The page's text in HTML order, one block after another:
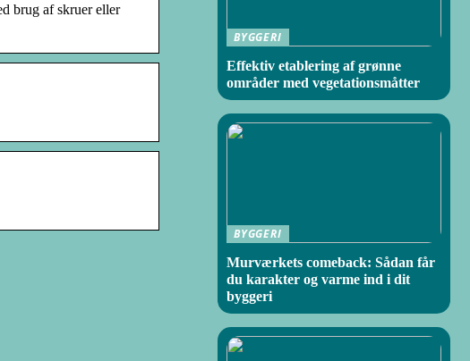
brug af skruer eller
BYGGERI
Effektiv etablering af grønne
områder med vegetationsmåtter
BYGGERI
Murværkets comeback: Sådan får
du karakter og varme ind i dit
byggeri